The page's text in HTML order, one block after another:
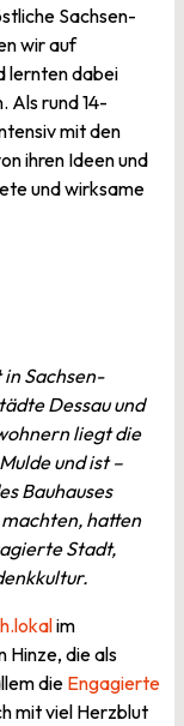
Sachsen-
wir auf
lernten dabei
Als rund 14-
mit den
ihren Ideen und
und wirksame
Sachsen-
Dessau und
liegt die
und ist –
Bauhauses
hatten
Stadt,
im
Hinze, die als
dieEngagierte
mit viel Herzblut